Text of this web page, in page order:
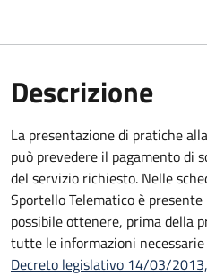
Descrizione
La presentazione di pratiche
può prevedere il pagamento di
del servizio richiesto. Nelle
Sportello Telematico è
possibile ottenere, prima della
tutte le informazioni
Decreto legislativo 14/03/